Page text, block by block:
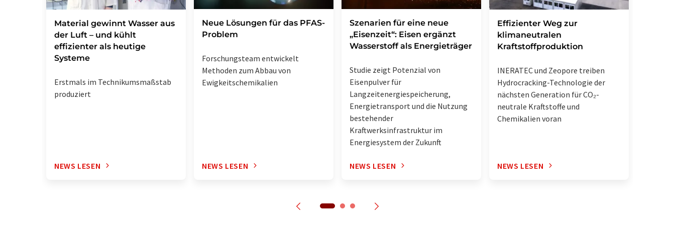
Material gewinnt Wasser aus
der Luft – und kühlt
effizienter als heutige
Systeme
Erstmals im Technikumsmaßstab
produziert
NEWS LESEN
Neue Lösungen für das PFAS-
Problem
Forschungsteam entwickelt
Methoden zum Abbau von
Ewigkeitschemikalien
NEWS LESEN
Szenarien für eine neue
„Eisenzeit“: Eisen ergänzt
Wasserstoff als Energieträger
Studie zeigt Potenzial von
Eisenpulver für
Langzeitenergiespeicherung,
Energietransport und die Nutzung
bestehender
Kraftwerksinfrastruktur im
Energiesystem der Zukunft
NEWS LESEN
Effizienter Weg zur
klimaneutralen
Kraftstoffproduktion
INERATEC und Zeopore treiben
Hydrocracking-Technologie der
nächsten Generation für CO₂-
neutrale Kraftstoffe und
Chemikalien voran
NEWS LESEN